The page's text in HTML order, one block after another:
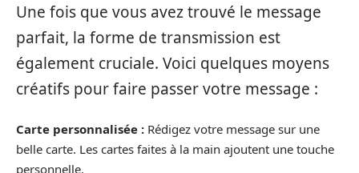
Une fois que vous avez trouvé le message
parfait, la forme de transmission est
également cruciale. Voici quelques moyens
créatifs pour faire passer votre message :
Carte personnalisée : Rédigez votre message sur une
belle carte. Les cartes faites à la main ajoutent une touche
personnelle.